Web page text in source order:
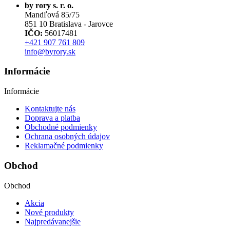
by rory s. r. o.
Mandľová 85/75
851 10 Bratislava - Jarovce
IČO: 56017481
+421 907 761 809
info@byrory.sk
Informácie
Informácie
Kontaktujte nás
Doprava a platba
Obchodné podmienky
Ochrana osobných údajov
Reklamačné podmienky
Obchod
Obchod
Akcia
Nové produkty
Najpredávanejšie